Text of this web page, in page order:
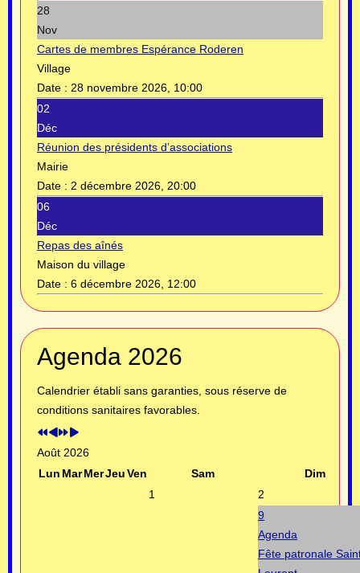
28
Nov
Cartes de membres Espérance Roderen
Village
Date : 28 novembre 2026, 10:00
02
Déc
Réunion des présidents d’associations
Mairie
Date : 2 décembre 2026, 20:00
06
Déc
Repas des aînés
Maison du village
Date : 6 décembre 2026, 12:00
Agenda 2026
Calendrier établi sans garanties, sous réserve de
conditions sanitaires favorables.
Année
précédente
précédent
suivante
suivant
Août 2026
Lun MarMerJeuVen Sam
Dim
1
2
9
Agenda
Fête patronale